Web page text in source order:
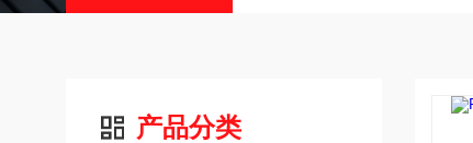
产品分类